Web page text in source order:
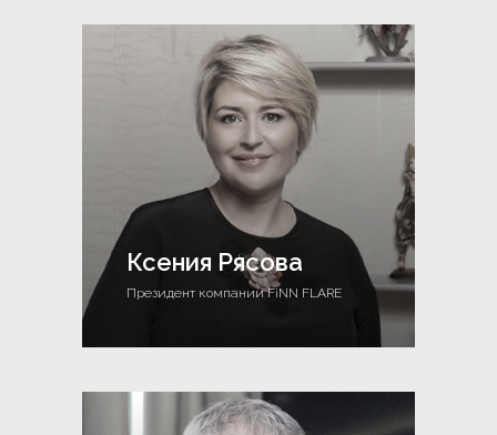
Ксения Рясова
Президент компании FiNN FLARE